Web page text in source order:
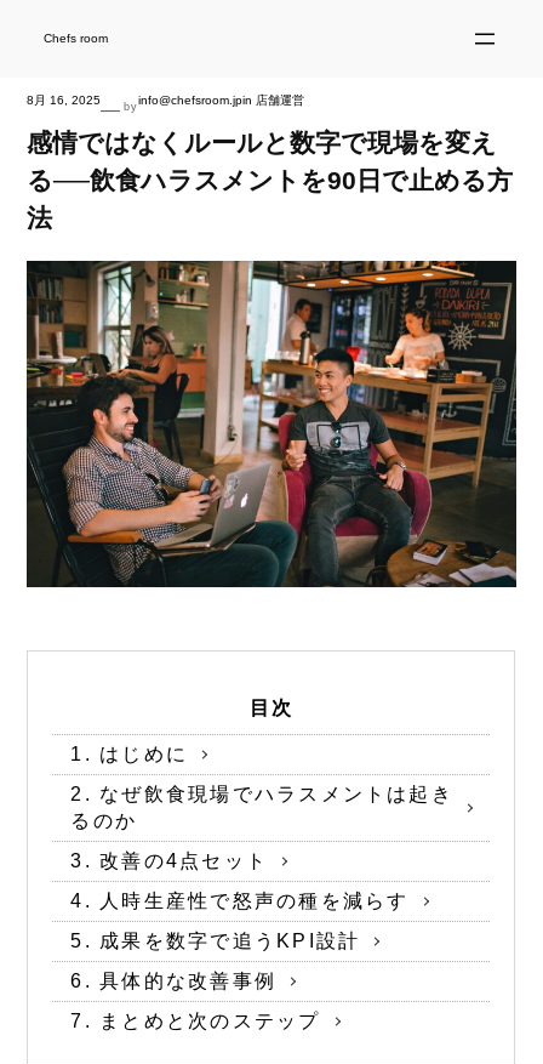
Chefs room
8月 16, 2025— byinfo@chefsroom.jpin 店舗運営
感情ではなくルールと数字で現場を変え
る──飲食ハラスメントを90日で止める方
法
目次
1. はじめに
2. なぜ飲食現場でハラスメントは起き
るのか
3. 改善の4点セット
4. 人時生産性で怒声の種を減らす
5. 成果を数字で追うKPI設計
6. 具体的な改善事例
7. まとめと次のステップ